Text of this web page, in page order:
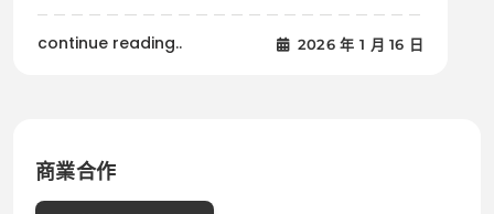
continue reading.. 2026 年 1 月 16 日
商業合作